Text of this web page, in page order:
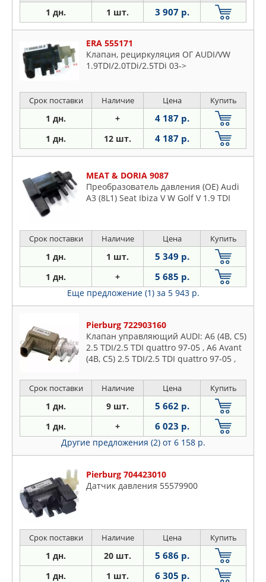
1 дн. 1 шт. 3 907 р.
ERA 555171
Клапан, рециркуляция ОГ AUDI/VW
1.9TDI/2.0TDi/2.5TDi 03->
Срок поставки Наличие Цена Купить
1 дн. + 4 187 р.
1 дн. 12 шт. 4 187 р.
MEAT & DORIA 9087
Преобразователь давления (OE) Audi
A3 (8L1) Seat Ibiza V W Golf V 1.9 TDI
Срок поставки Наличие Цена Купить
1 дн. 1 шт. 5 349 р.
1 дн. + 5 685 р.
Еще предложение (1) за 5 943 р.
Pierburg 722903160
Клапан управляющий AUDI: A6 (4B, C5)
2.5 TDI/2.5 TDI quattro 97-05 , A6 Avant
(4B, C5) 2.5 TDI/2.5 TDI quattro 97-05 ,
Срок поставки Наличие Цена Купить
1 дн. 9 шт. 5 662 р.
1 дн. + 6 023 р.
Другие предложения (2) от 6 158 р.
Pierburg 704423010
Датчик давления 55579900
Срок поставки Наличие Цена Купить
1 дн. 20 шт. 5 686 р.
1 дн. 1 шт. 6 305 р.